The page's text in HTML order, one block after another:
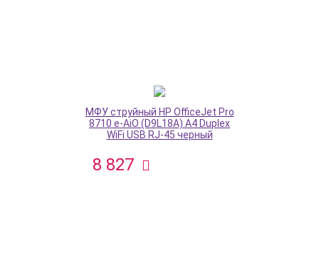
МФУ струйный HP OfficeJet Pro
8710 e-AiO (D9L18A) A4 Duplex
WiFi USB RJ-45 черный
8 827